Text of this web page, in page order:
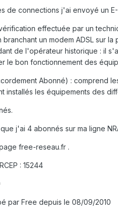
de connections j'ai envoyé un
effectuée par un
un modem ADSL sur
de l'opérateur historique : il
le bon fonctionnement des
Abonné) : comprend
installés les équipements des
j'ai 4 abonnés sur ma ligne
free-reseau.fr .
: 15244
par Free depuis le 08/09/2010